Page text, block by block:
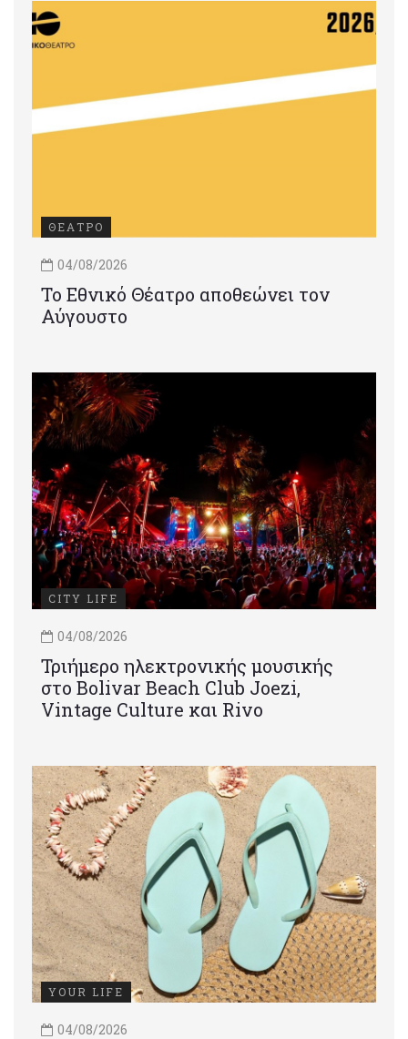
ΘΕΑΤΡΟ
04/08/2026
Το Εθνικό Θέατρο αποθεώνει τον
Αύγουστο
CITY LIFE
04/08/2026
Τριήμερο ηλεκτρονικής μουσικής
στο Bolivar Beach Club Joezi,
Vintage Culture και Rivo
YOUR LIFE
04/08/2026